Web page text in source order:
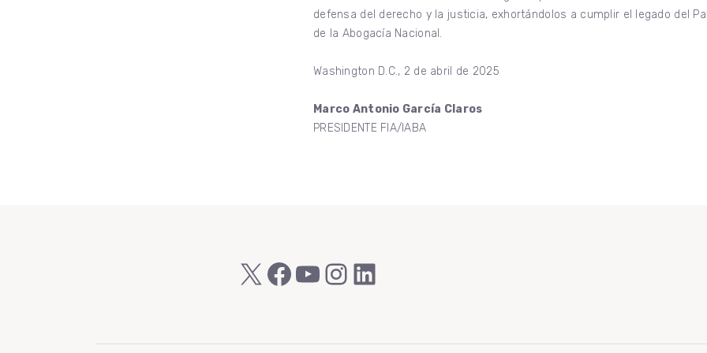
defensa del derecho y la justicia, exhortándolos a cumplir el legado del
de la Abogacía Nacional.
Washington D.C., 2 de abril de 2025
Marco Antonio García Claros
PRESIDENTE FIA/IABA
X Facebook
YouTube
Instagram
LinkedIn